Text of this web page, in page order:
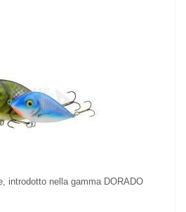
introdotto nella gamma DORADO